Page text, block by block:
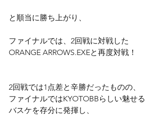
と順当に勝ち上がり、
ファイナルでは、2回戦に対戦した
ORANGE ARROWS.EXEと再度対戦！
2回戦では1点差と辛勝だったものの、
ファイナルではKYOTOBBらしい魅せる
バスケを存分に発揮し、